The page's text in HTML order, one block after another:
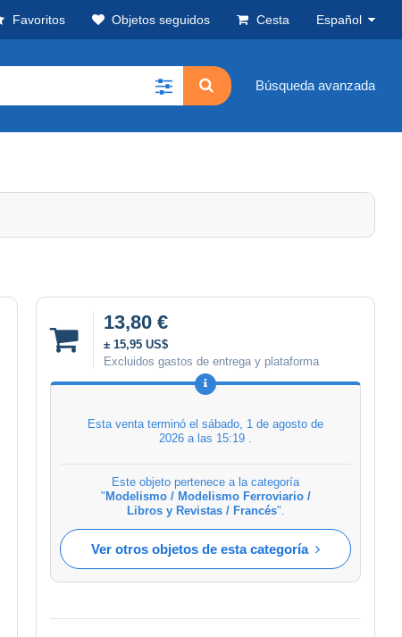
Favoritos Objetos seguidos Cesta Español
Búsqueda avanzada
13,80 €
± 15,95 US$
Excluidos gastos de entrega y plataforma
Esta venta terminó el sábado, 1 de agosto de
2026 a las 15:19
Este objeto pertenece a la categoría
" Modelismo / Modelismo Ferroviario /
Libros y Revistas / Francés".
Ver otros objetos de esta categoría